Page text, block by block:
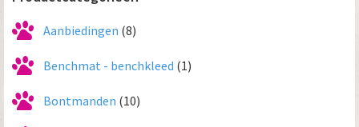
Aanbiedingen (8)
Benchmat - benchkleed (1)
Bontmanden (10)